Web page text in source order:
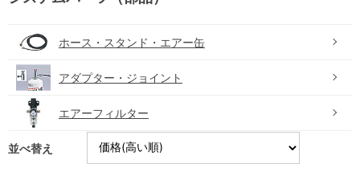
ホース・スタンド・エアー缶
アダプター・ジョイント
エアーフィルター
並べ替え